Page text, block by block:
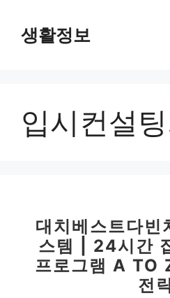
생활정보
입시컨설
대치베스트다빈
스템 | 24시간
프로그램 A TO
전